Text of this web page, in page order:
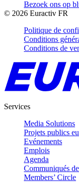
Bezoek ons op
© 2026 Euractiv FR
Politique de
Conditions
Conditions de
Services
Media Solutions
Projets publics
Evénements
Emplois
Agenda
Communiqués
Members’ Circle